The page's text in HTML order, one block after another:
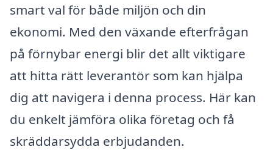
smart val för både miljön och din
ekonomi. Med den växande efterfrågan
på förnybar energi blir det allt viktigare
att hitta rätt leverantör som kan hjälpa
dig att navigera i denna process. Här kan
du enkelt jämföra olika företag och få
skräddarsydda erbjudanden.